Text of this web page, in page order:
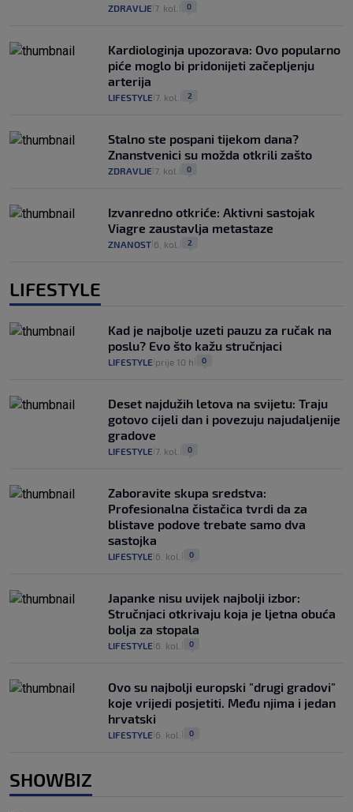
ZDRAVLJE 7. kol. 0
Kardiologinja upozorava: Ovo popularno
piće moglo bi pridonijeti začepljenju
arterija
LIFESTYLE 7. kol. 2
Stalno ste pospani tijekom dana?
Znanstvenici su možda otkrili zašto
ZDRAVLJE 7. kol. 0
Izvanredno otkriće: Aktivni sastojak
Viagre zaustavlja metastaze
ZNANOST 6. kol. 2
LIFESTYLE
Kad je najbolje uzeti pauzu za ručak na
poslu? Evo što kažu stručnjaci
LIFESTYLE prije 10 h 0
Deset najdužih letova na svijetu: Traju
gotovo cijeli dan i povezuju najudaljenije
gradove
LIFESTYLE 7. kol. 0
Zaboravite skupa sredstva:
Profesionalna čistačica tvrdi da za
blistave podove trebate samo dva
sastojka
LIFESTYLE 6. kol. 0
Japanke nisu uvijek najbolji izbor:
Stručnjaci otkrivaju koja je ljetna obuća
bolja za stopala
LIFESTYLE 6. kol. 0
Ovo su najbolji europski "drugi gradovi"
koje vrijedi posjetiti. Među njima i jedan
hrvatski
LIFESTYLE 6. kol. 0
SHOWBIZ